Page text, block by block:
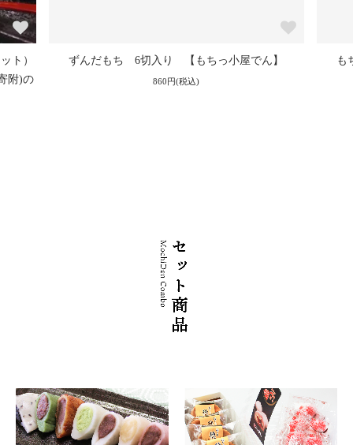
】 もち弁当 9種類入り 【もちっ小屋でん】
2,100円(税込)
美焼